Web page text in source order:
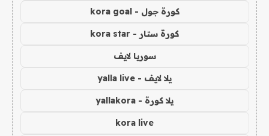
كورة جول - kora goal
كورة ستار - kora star
سوريا لايف
يلا لايف - yalla live
يلا كورة - yallakora
kora live